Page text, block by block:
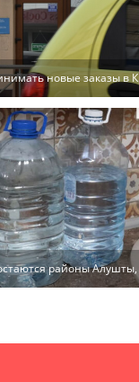
новые заказы в
районы